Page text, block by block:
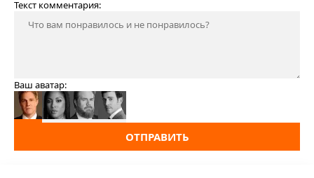
Текст комментария:
Ваш аватар:
ОТПРАВИТЬ